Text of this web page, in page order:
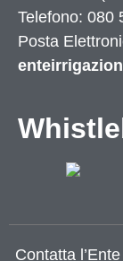
Telefono: 080
Posta
Contatta l’Ente